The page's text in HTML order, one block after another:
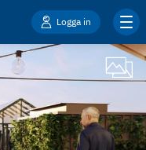
Logga in